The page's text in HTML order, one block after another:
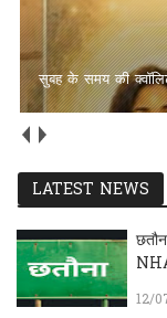
सुबह के समय की
LATEST NEWS
12/